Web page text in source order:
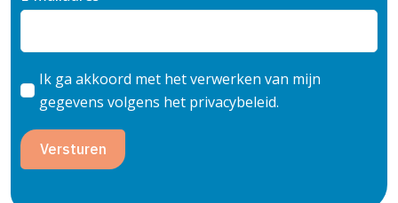
Ik ga akkoord met het verwerken van mijn
gegevens volgens het privacybeleid.
Versturen